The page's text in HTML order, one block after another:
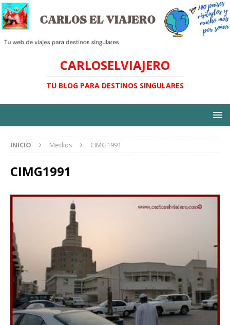
CARLOSELVIAJERO
TU BLOG PARA DESTINOS SINGULARES
INICIO Medios CIMG1991
CIMG1991